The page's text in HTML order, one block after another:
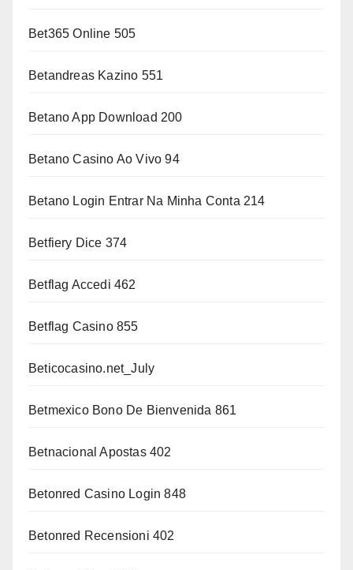
Bet365 Online 505
Betandreas Kazino 551
Betano App Download 200
Betano Casino Ao Vivo 94
Betano Login Entrar Na Minha Conta 214
Betfiery Dice 374
Betflag Accedi 462
Betflag Casino 855
Beticocasino.net_July
Betmexico Bono De Bienvenida 861
Betnacional Apostas 402
Betonred Casino Login 848
Betonred Recensioni 402